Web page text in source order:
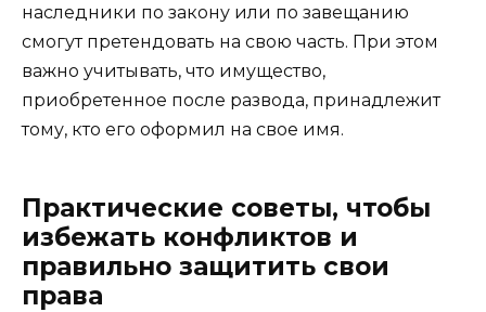
наследники по закону или по завещанию
смогут претендовать на свою часть. При этом
важно учитывать, что имущество,
приобретенное после развода, принадлежит
тому, кто его оформил на свое имя.
Практические советы, чтобы
избежать конфликтов и
правильно защитить свои
права